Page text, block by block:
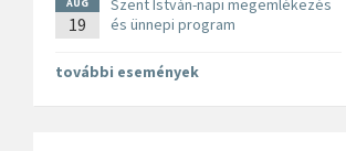
19
Szent István-napi megemlékezés
és ünnepi program
további események